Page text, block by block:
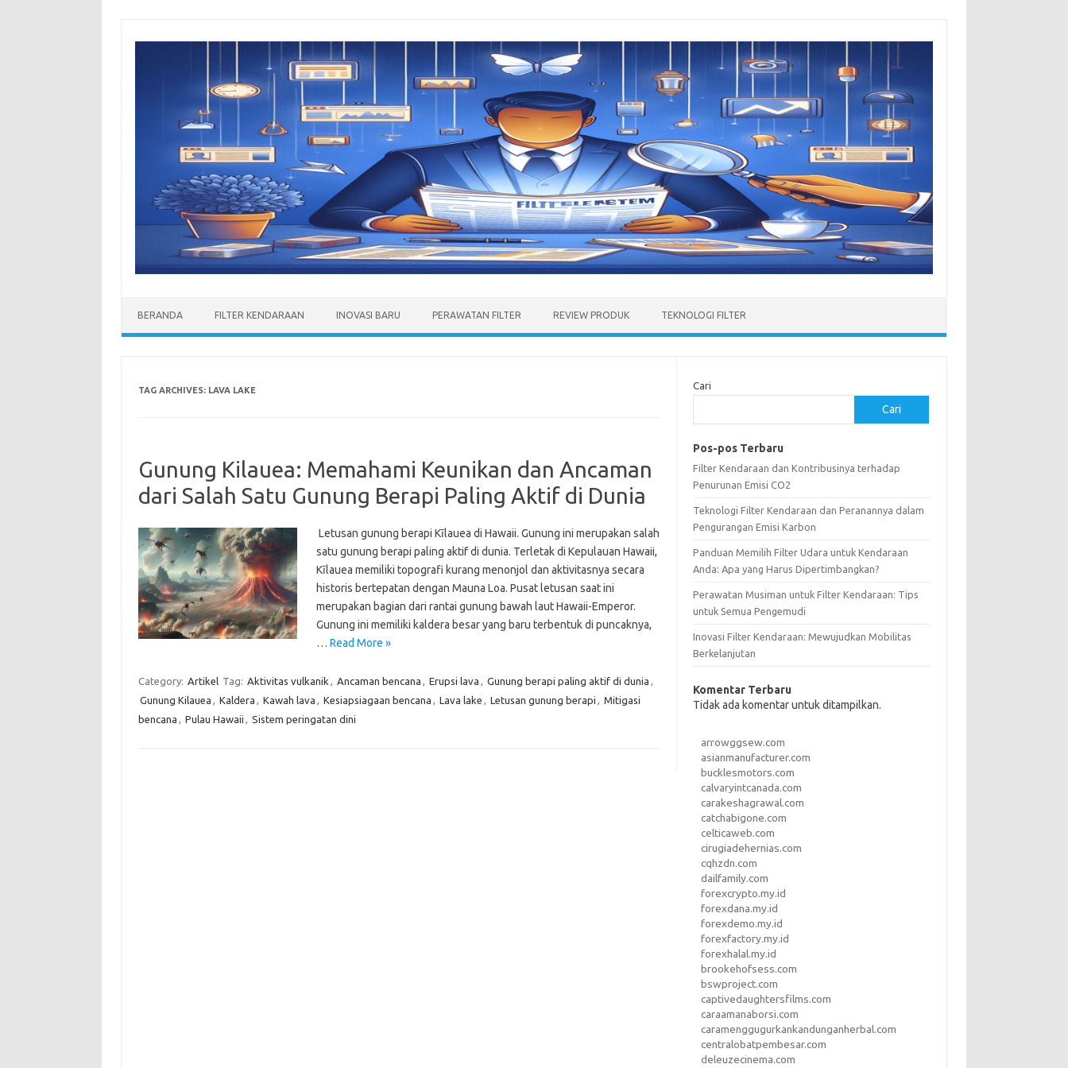
BERANDA FILTER KENDARAAN INOVASI BARU PERAWATAN FILTER REVIEW PRODUK TEKNOLOGI FILTER
TAG ARCHIVES: LAVA LAKE
Gunung Kilauea: Memahami Keunikan dan Ancaman
dari Salah Satu Gunung Berapi Paling Aktif di Dunia
Letusan gunung berapi Kīlauea di Hawaii. Gunung ini merupakan salah
satu gunung berapi paling aktif di dunia. Terletak di Kepulauan Hawaii,
Kīlauea memiliki topografi kurang menonjol dan aktivitasnya secara
historis bertepatan dengan Mauna Loa. Pusat letusan saat ini
merupakan bagian dari rantai gunung bawah laut Hawaii-Emperor.
Gunung ini memiliki kaldera besar yang baru terbentuk di puncaknya,
… Read More »
Category: Artikel Tag: Aktivitas vulkanik , Ancaman bencana , Erupsi lava , Gunung berapi paling aktif di dunia ,
Gunung Kilauea , Kaldera , Kawah lava , Kesiapsiagaan bencana , Lava lake , Letusan gunung berapi , Mitigasi
bencana , Pulau Hawaii , Sistem peringatan dini
Cari
Cari
Pos-pos Terbaru
Filter Kendaraan dan Kontribusinya terhadap
Penurunan Emisi CO2
Teknologi Filter Kendaraan dan Peranannya dalam
Pengurangan Emisi Karbon
Panduan Memilih Filter Udara untuk Kendaraan
Anda: Apa yang Harus Dipertimbangkan?
Perawatan Musiman untuk Filter Kendaraan: Tips
untuk Semua Pengemudi
Inovasi Filter Kendaraan: Mewujudkan Mobilitas
Berkelanjutan
Komentar Terbaru
Tidak ada komentar untuk ditampilkan.
arrowggsew.com
asianmanufacturer.com
bucklesmotors.com
calvaryintcanada.com
carakeshagrawal.com
catchabigone.com
celticaweb.com
cirugiadehernias.com
cqhzdn.com
dailfamily.com
forexcrypto.my.id
forexdana.my.id
forexdemo.my.id
forexfactory.my.id
forexhalal.my.id
brookehofsess.com
bswproject.com
captivedaughtersfilms.com
caraamanaborsi.com
caramenggugurkankandunganherbal.com
centralobatpembesar.com
deleuzecinema.com